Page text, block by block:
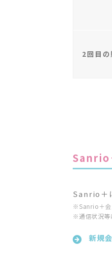
2回目の
Sanrio
Sanrio＋
※Sanrio＋会
※通信状況等
新規